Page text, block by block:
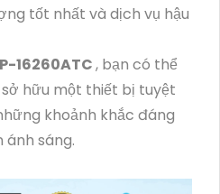
tốt nhất và dịch vụ hậu
16260ATC, bạn có thể
hữu một thiết bị tuyệt
khoảnh khắc đáng
ánh sáng.